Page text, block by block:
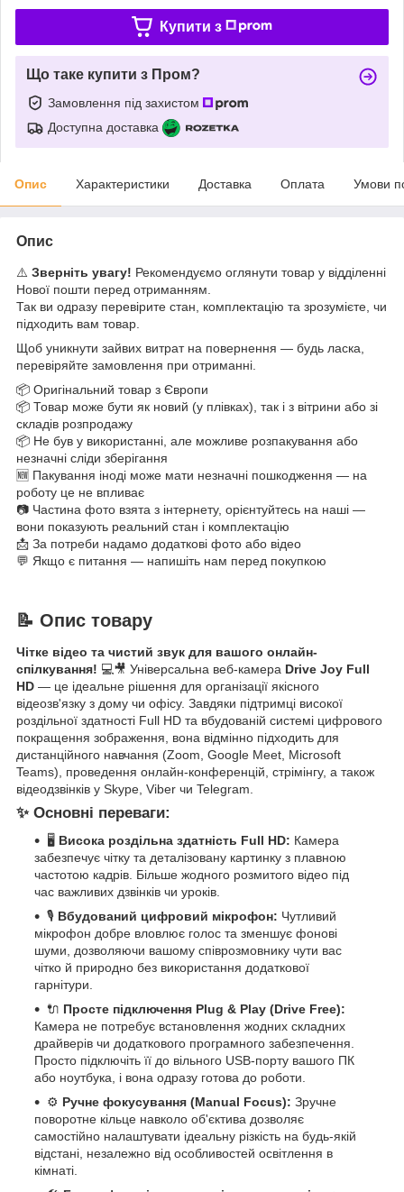
Купити з
Що таке купити з Пром?
Замовлення під захистом
Доступна доставка
Опис Характеристики Доставка Оплата Умови
Опис
⚠️ Зверніть увагу! Рекомендуємо оглянути товар у відділенні
Нової пошти перед отриманням.
Так ви одразу перевірите стан, комплектацію та зрозумієте, чи
підходить вам товар.
Щоб уникнути зайвих витрат на повернення — будь ласка,
перевіряйте замовлення при отриманні.
📦 Оригінальний товар з Європи
📦 Товар може бути як новий (у плівках), так і з вітрини або зі
складів розпродажу
📦 Не був у використанні, але можливе розпакування або
незначні сліди зберігання
🆕 Пакування іноді може мати незначні пошкодження — на
роботу це не впливає
📷 Частина фото взята з інтернету, орієнтуйтесь на наші —
вони показують реальний стан і комплектацію
📩 За потреби надамо додаткові фото або відео
💬 Якщо є питання — напишіть нам перед покупкою
📝 Опис товару
Чітке відео та чистий звук для вашого онлайн-
спілкування! 💻🎥 Універсальна веб-камера Drive Joy Full
HD — це ідеальне рішення для організації якісного
відеозв'язку з дому чи офісу. Завдяки підтримці високої
роздільної здатності Full HD та вбудованій системі цифрового
покращення зображення, вона відмінно підходить для
дистанційного навчання (Zoom, Google Meet, Microsoft
Teams), проведення онлайн-конференцій, стрімінгу, а також
відеодзвінків у Skype, Viber чи Telegram.
✨ Основні переваги:
🖥️ Висока роздільна здатність Full HD: Камера
забезпечує чітку та деталізовану картинку з плавною
частотою кадрів. Більше жодного розмитого відео під
час важливих дзвінків чи уроків.
🎙️ Вбудований цифровий мікрофон: Чутливий
мікрофон добре вловлює голос та зменшує фонові
шуми, дозволяючи вашому співрозмовнику чути вас
чітко й природно без використання додаткової
гарнітури.
🔌 Просте підключення Plug & Play (Drive Free):
Камера не потребує встановлення жодних складних
драйверів чи додаткового програмного забезпечення.
Просто підключіть її до вільного USB-порту вашого ПК
або ноутбука, і вона одразу готова до роботи.
⚙️ Ручне фокусування (Manual Focus): Зручне
поворотне кільце навколо об'єктива дозволяє
самостійно налаштувати ідеальну різкість на будь-якій
відстані, незалежно від особливостей освітлення в
кімнаті.